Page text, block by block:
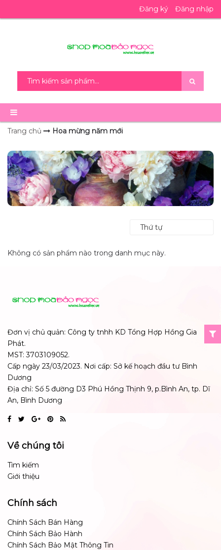
Đăng ký Đăng nhập
Trang chủ Hoa mừng năm mới
Thứ tự
Không có sản phẩm nào trong danh mục này.
Đơn vị chủ quản: Công ty tnhh KD Tổng Hợp Hồng Gia
Phát.
MST: 3703109052.
Cấp ngày 23/03/2023. Nơi cấp: Sở kế hoạch đầu tư Bình
Dương
Địa chỉ: Số 5 đường D3 Phú Hồng Thịnh 9, p.Bình An, tp. Dĩ
An, Bình Dương
Về chúng tôi
Tìm kiếm
Giới thiệu
Chính sách
Chính Sách Bán Hàng
Chính Sách Bảo Hành
Chính Sách Bảo Mật Thông Tin